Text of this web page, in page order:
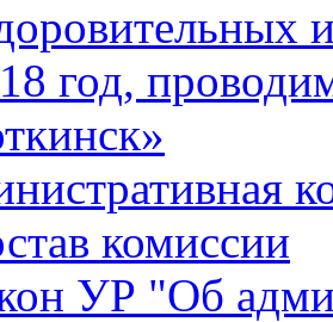
год,
комиссии
УР "Об